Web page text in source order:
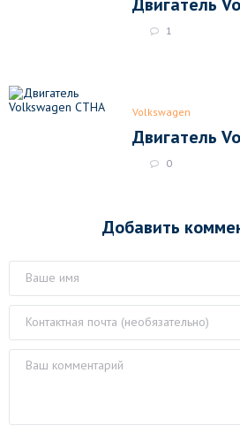
Двигатель
1
Volkswagen
Двигатель
0
Добавить